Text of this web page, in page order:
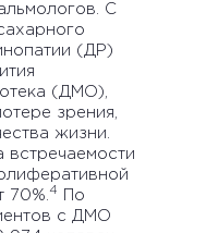
С
(ДР)
(ДМО),
зрения,
жизни.
встречаемости
70%. 4
По
с ДМО